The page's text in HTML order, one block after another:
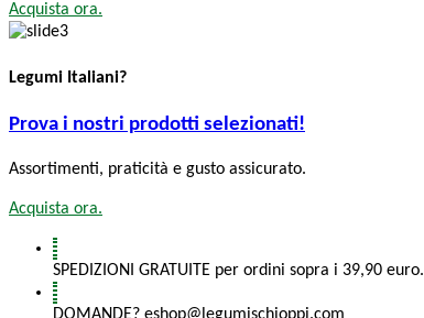
Acquista ora.
Legumi Italiani?
Prova i nostri prodotti selezionati!
Assortimenti, praticità e gusto assicurato.
Acquista ora.
SPEDIZIONI GRATUITE per ordini sopra i 39,90 euro.
DOMANDE? eshop@legumischioppi.com